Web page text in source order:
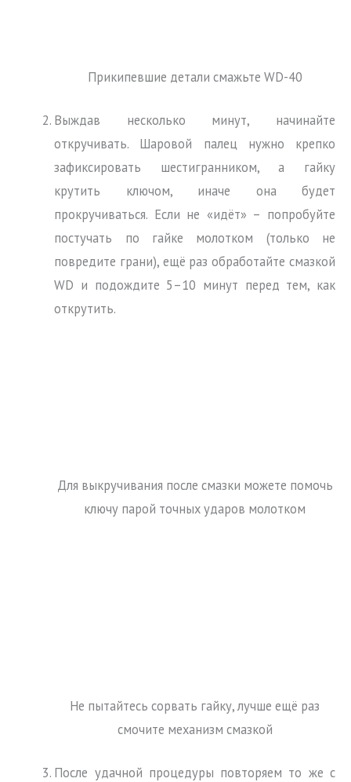
Прикипевшие детали смажьте WD-40
Выждав несколько минут, начинайте
откручивать. Шаровой палец нужно крепко
зафиксировать шестигранником, а гайку
крутить ключом, иначе она будет
прокручиваться. Если не «идёт» – попробуйте
постучать по гайке молотком (только не
повредите грани), ещё раз обработайте смазкой
WD и подождите 5–10 минут перед тем, как
открутить.
Для выкручивания после смазки можете помочь
ключу парой точных ударов молотком
Не пытайтесь сорвать гайку, лучше ещё раз
смочите механизм смазкой
После удачной процедуры повторяем то же с